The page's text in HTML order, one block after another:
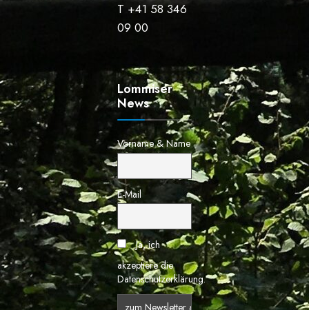
T +41 58 346
09 00
Lommiser
News
Vorname & Name
E-Mail
Ja, ich
akzeptiere die
Datenschutzerklärung.